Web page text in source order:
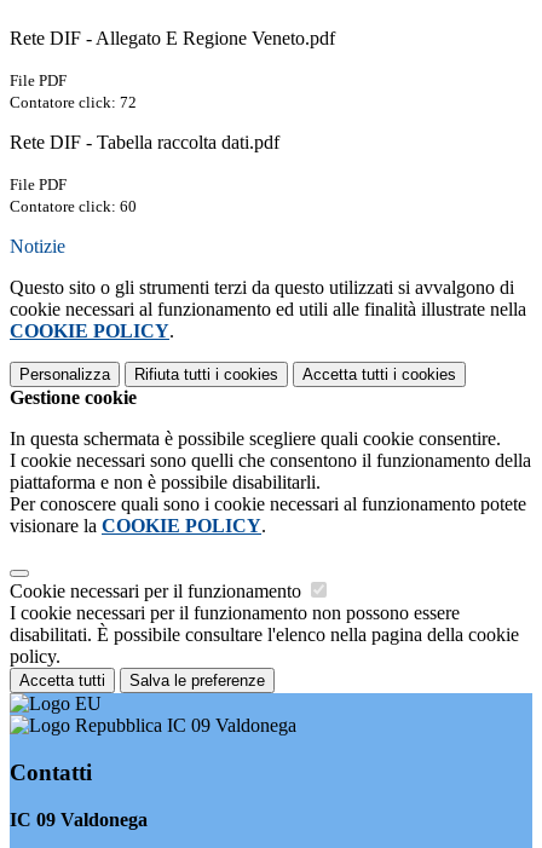
Rete DIF - Allegato E Regione Veneto.pdf
File PDF
Contatore click: 72
Rete DIF - Tabella raccolta dati.pdf
File PDF
Contatore click: 60
Notizie
Questo sito o gli strumenti terzi da questo utilizzati si avvalgono di
cookie necessari al funzionamento ed utili alle finalità illustrate nella
COOKIE POLICY.
Personalizza Rifiuta tutti i cookies Accetta tutti i cookies
Gestione cookie
In questa schermata è possibile scegliere quali cookie consentire.
I cookie necessari sono quelli che consentono il funzionamento della
piattaforma e non è possibile disabilitarli.
Per conoscere quali sono i cookie necessari al funzionamento potete
visionare la COOKIE POLICY.
Cookie necessari per il funzionamento
I cookie necessari per il funzionamento non possono essere
disabilitati. È possibile consultare l'elenco nella pagina della cookie
policy.
Accetta tutti Salva le preferenze
IC 09 Valdonega
Contatti
IC 09 Valdonega